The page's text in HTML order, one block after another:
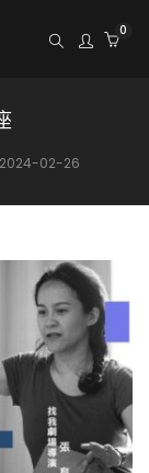
0
2024-02-26